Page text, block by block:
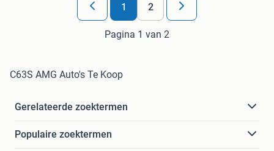
1 2
Pagina 1 van 2
C63S AMG Auto's Te Koop
Gerelateerde zoektermen
Populaire zoektermen